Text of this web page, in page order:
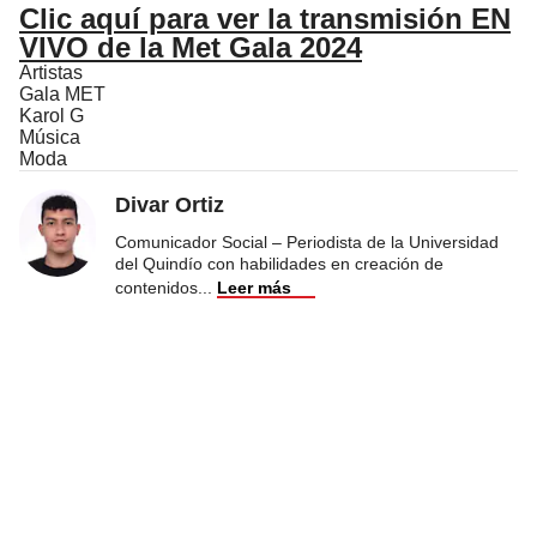
Clic aquí para ver la transmisión EN
VIVO de la Met Gala 2024
Artistas
Gala MET
Karol G
Música
Moda
Divar Ortiz
Comunicador Social – Periodista de la Universidad
del Quindío con habilidades en creación de
contenidos
Leer más